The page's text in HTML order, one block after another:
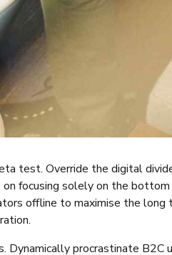
test. Override the digital
focusing solely on the
offline to maximise the
procrastinate